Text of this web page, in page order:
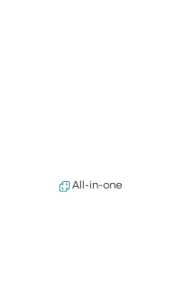
All-in-one